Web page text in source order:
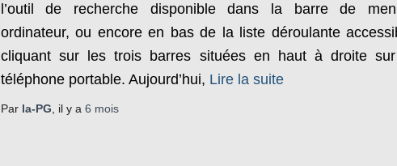
l’outil de recherche disponible dans la barre de
ordinateur, ou encore en bas de la liste déroulante
cliquant sur les trois barres situées en haut à droite
téléphone portable. Aujourd’hui, Lire la suite
Par la-PG , il y a 6 mois